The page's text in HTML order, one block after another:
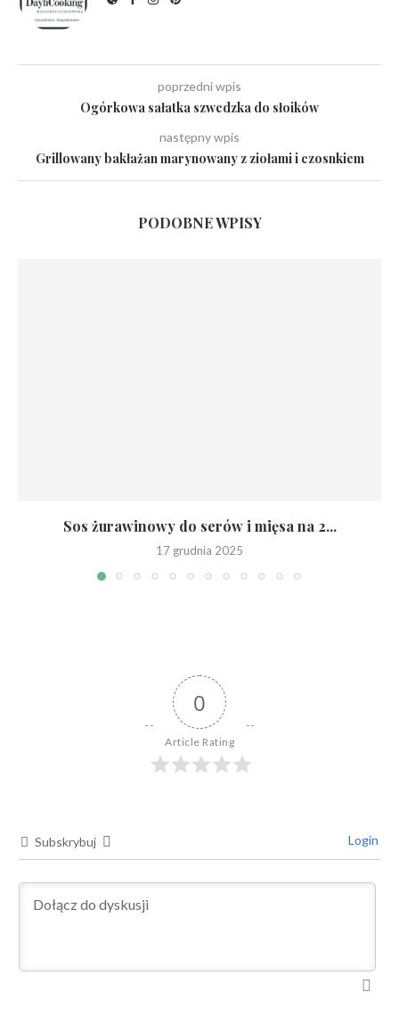
poprzedni wpis
Ogórkowa sałatka szwedzka do słoików
następny wpis
Grillowany bakłażan marynowany z ziołami i czosnkiem
PODOBNE WPISY
Sos żurawinowy do serów i mięsa na 2...
17 grudnia 2025
0
Article Rating
Subskrybuj Login